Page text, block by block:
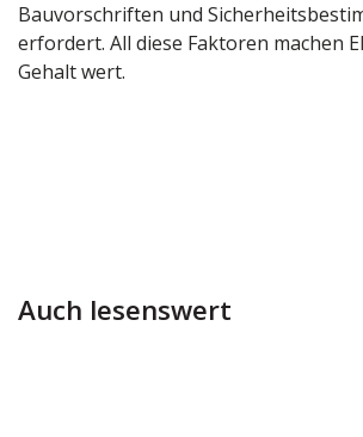
Bauvorschriften und
erfordert. All diese Faktoren machen
Gehalt wert.
Auch lesenswert